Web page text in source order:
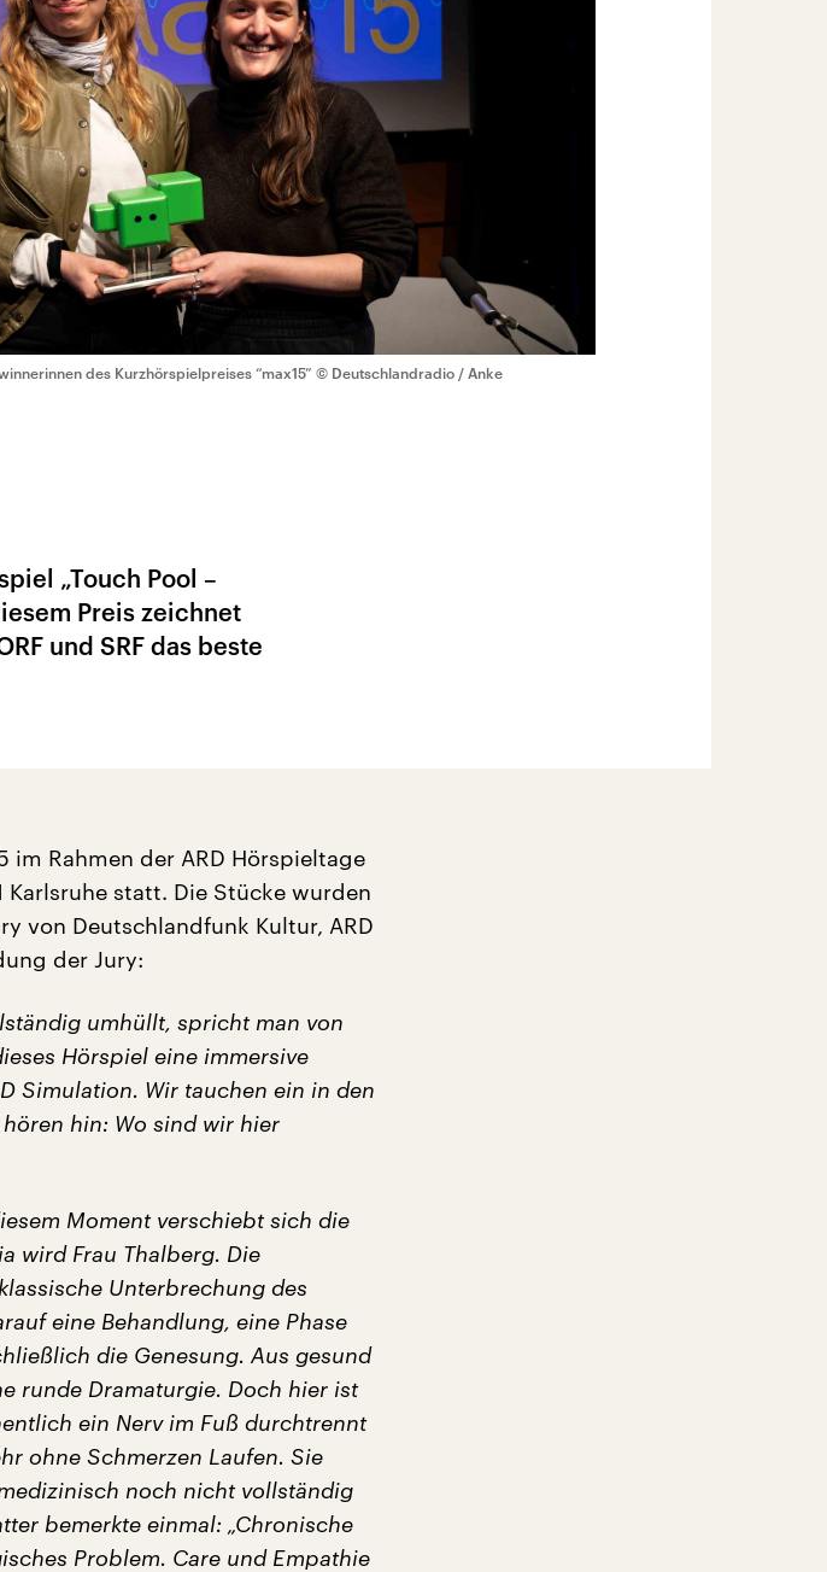
des Kurzhörspielpreises “max15” © Deutschlandradio / Anke
„Touch Pool –
Preis zeichnet
und SRF das beste
im Rahmen der ARD Hörspieltage
statt. Die Stücke wurden
von Deutschlandfunk Kultur, ARD
der Jury:
umhüllt, spricht man von
Hörspiel eine immersive
Simulation. Wir tauchen ein in den
hin: Wo sind wir hier
Moment verschiebt sich die
wird Frau Thalberg. Die
Unterbrechung des
eine Behandlung, eine Phase
die Genesung. Aus gesund
runde Dramaturgie. Doch hier ist
ein Nerv im Fuß durchtrennt
ohne Schmerzen Laufen. Sie
noch nicht vollständig
bemerkte einmal: „Chronische
Problem. Care und Empathie